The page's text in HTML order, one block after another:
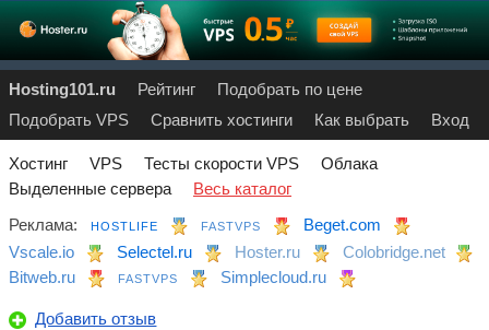
Hosting101.ru Рейтинг
Подобрать по цене
Подобрать VPS
Сравнить хостинги Как выбрать Вход
Хостинг VPS Тесты скорости VPS
Облака
Выделенные сервера
Весь каталог
Реклама:
HOSTLIFE FASTVPS
Beget.com
Vscale.io
Selectel.ru Hoster.ru
Colobridge.net
Bitweb.ru
FASTVPS Simplecloud.ru
Добавить отзыв